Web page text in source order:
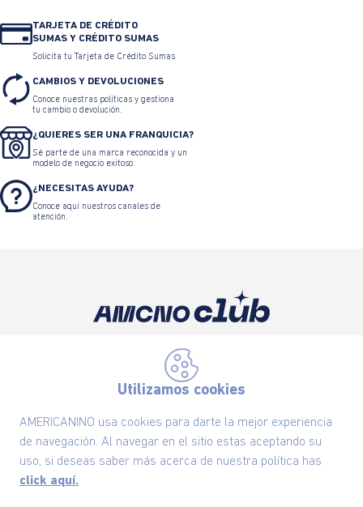
Utilizamos cookies
AMERICANINO usa cookies para darte la mejor experiencia
de navegación. Al navegar en el sitio estas aceptando su
uso, si deseas saber más acerca de nuestra política has
click aquí.
TARJETA DE CRÉDITO
SUMAS Y CRÉDITO SUMAS
Solicita tu Tarjeta de Crédito Sumas
CAMBIOS Y DEVOLUCIONES
Conoce nuestras políticas y gestiona
tu cambio o devolución.
¿QUIERES SER UNA FRANQUICIA?
Sé parte de una marca reconocida y un
modelo de negocio exitoso.
¿NECESITAS AYUDA?
Conoce aquí nuestros canales de
atención.
las ofertas exclusivas y lo último en moda
SUSCRÍBETE AHORA
Nuestra Marca